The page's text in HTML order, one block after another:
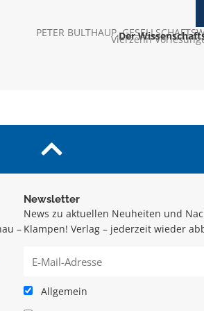
PETER BULTHAUP,Der
Vierzehn
–
Newsletter
News zu aktuellen Neuheiten und
Klampen! Verlag – jederzeit wieder
Allgemein